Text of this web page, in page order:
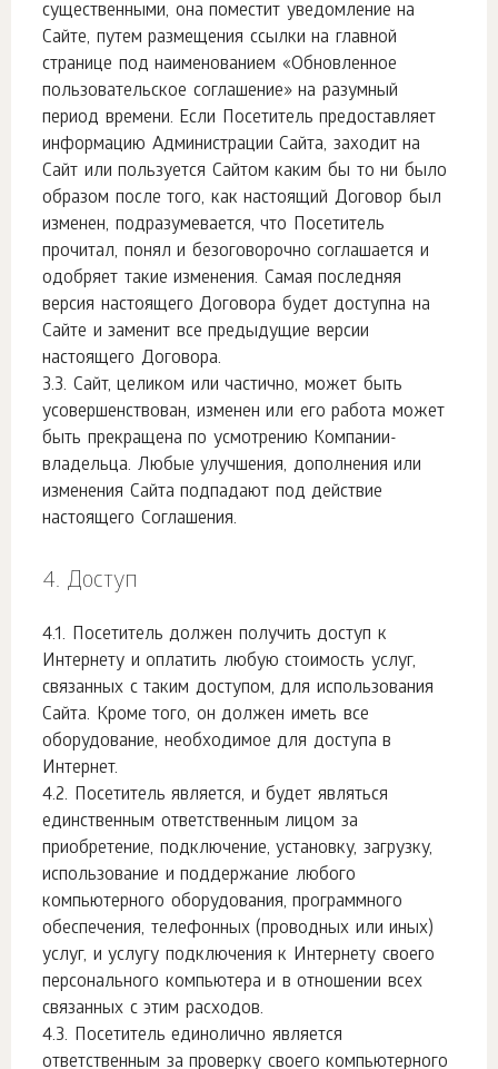
существенными, она поместит уведомление на
Сайте, путем размещения ссылки на главной
странице под наименованием «Обновленное
пользовательское соглашение» на разумный
период времени. Если Посетитель предоставляет
информацию Администрации Сайта, заходит на
Сайт или пользуется Сайтом каким бы то ни было
образом после того, как настоящий Договор был
изменен, подразумевается, что Посетитель
прочитал, понял и безоговорочно соглашается и
одобряет такие изменения. Самая последняя
версия настоящего Договора будет доступна на
Сайте и заменит все предыдущие версии
настоящего Договора.
Сайт, целиком или частично, может быть
усовершенствован, изменен или его работа может
быть прекращена по усмотрению Компании-
владельца. Любые улучшения, дополнения или
изменения Сайта подпадают под действие
настоящего Соглашения.
Доступ
Посетитель должен получить доступ к
Интернету и оплатить любую стоимость услуг,
связанных с таким доступом, для использования
Сайта. Кроме того, он должен иметь все
оборудование, необходимое для доступа в
Интернет.
Посетитель является, и будет являться
единственным ответственным лицом за
приобретение, подключение, установку, загрузку,
использование и поддержание любого
компьютерного оборудования, программного
обеспечения, телефонных (проводных или иных)
услуг, и услугу подключения к Интернету своего
персонального компьютера и в отношении всех
связанных с этим расходов.
Посетитель единолично является
ответственным за проверку своего компьютерного